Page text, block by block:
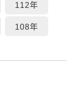
112年
108年